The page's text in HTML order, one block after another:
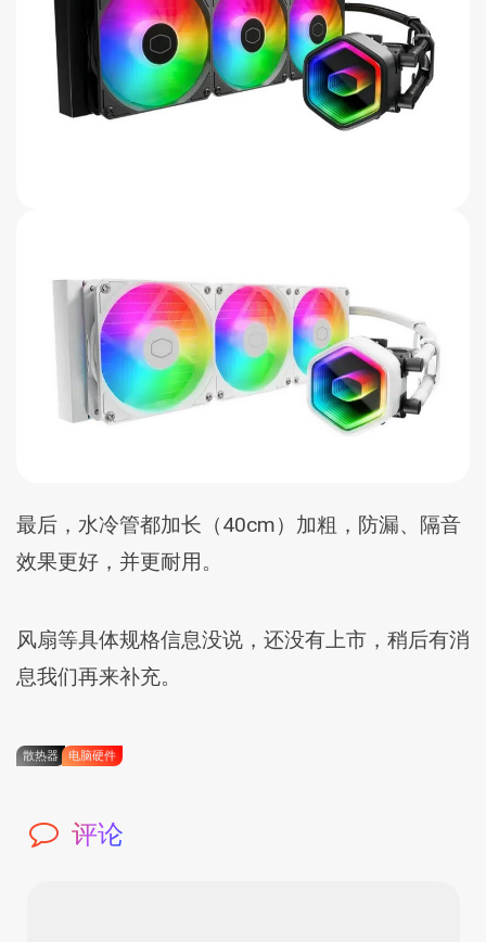
最后，水冷管都加长（40cm）加粗，防漏、隔音
效果更好，并更耐用。
风扇等具体规格信息没说，还没有上市，稍后有消
息我们再来补充。
散热器 电脑硬件
评论